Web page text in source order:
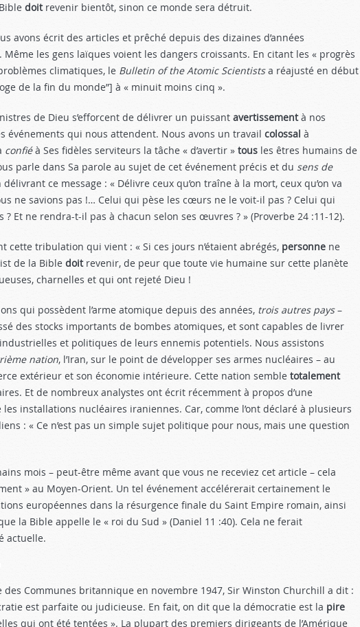
doitrevenir bientôt, sinon ce monde sera détruit.
avons écrit des articles et prê­ché depuis des dizaines d’années
Même les gens laïques voient les dan­gers croissants. En citant les « progrès
climatiques, le Bulletin of the Atomic Scientistsa réajusté en dé­but
de la fin du monde”] à « minuit moins cinq ».
de Dieu s’efforcent de déli­vrer un puissant avertissementà nos
événements qui nous attendent. Nous avons un travail colossal à
confiéà Ses fidèles serviteurs la tâche « d’avertir » tous les êtres humains de
parle dans Sa parole au sujet de cet événement précis et du sens de
ce mes­sage : « Délivre ceux qu’on traîne à la mort, ceux qu’on va
ne savions pas !… Celui qui pèse les cœurs ne le voit-il pas ? Celui qui
Et ne rendra-t-il pas à chacun selon ses œuvres ? » (Proverbe 24 :11-12).
cette tribulation qui vient : « Si ces jours n’étaient abrégés, per­sonne ne
de la Bible doitrevenir, de peur que toute vie humaine sur cette planète
charnelles et qui ont rejeté Dieu !
qui possèdent l’arme atomique depuis des années, trois autres pays–
des stocks importants de bombes atomiques, et sont capables de livrer
et politiques de leurs ennemis potentiels. Nous assistons
nation, l’Iran, sur le point de développer ses armes nucléaires – au
extérieur et son économie intérieure. Cette nation semble totalement
Et de nom­breux analystes ont écrit récemment à propos d’une
installations nucléaires iraniennes. Car, comme l’ont déclaré à plusieurs
: « Ce n’est pas un simple sujet politique pour nous, mais une question
mois – peut-être même avant que vous ne receviez cet article – cela
» au Moyen-Orient. Un tel événement accélérerait certainement le
européennes dans la résur­gence finale du Saint Empire romain, ainsi
la Bible appelle le « roi du Sud » (Daniel 11 :40). Cela ne ferait
actuelle.
Communes britannique en novembre 1947, Sir Winston Churchill a dit :
est parfaite ou judicieuse. En fait, on dit que la démocratie est la pire
qui ont été tentées ». La plupart des premiers dirigeants de l’Amérique